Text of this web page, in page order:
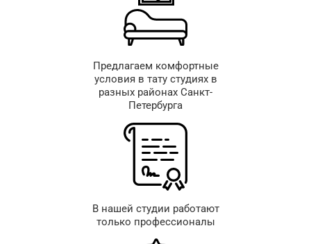
Предлагаем комфортные
условия в тату студиях в
разных районах Санкт-
Петербурга
В нашей студии работают
только профессионалы